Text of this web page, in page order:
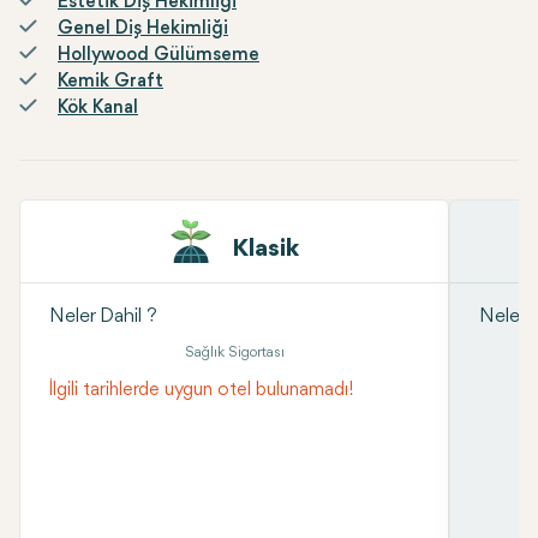
Genel Diş Hekimliği
Hollywood Gülümseme
Kemik Graft
Kök Kanal
Klasik
Neler Dahil ?
Sağlık Sigortası
İlgili tarihlerde uygun otel bulunamadı!
Neler